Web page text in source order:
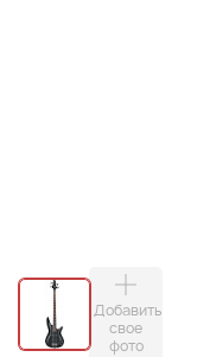
Добавить
свое
фото